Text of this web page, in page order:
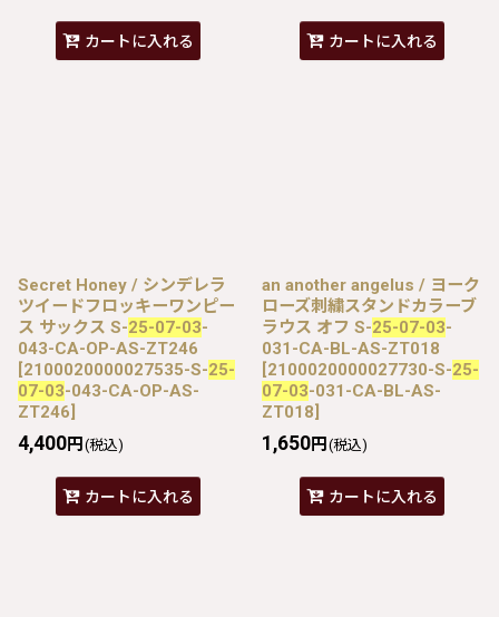
カートに入れる カートに入れる
Secret Honey / シンデレラ
ツイードフロッキーワンピー
ス サックス S-25-07-03-
043-CA-OP-AS-ZT246
[2100020000027535-S-25-
07-03-043-CA-OP-AS-
ZT246]
4,400円 (税込)
カートに入れる
an another angelus / ヨーク
ローズ刺繍スタンドカラーブ
ラウス オフ S-25-07-03-
031-CA-BL-AS-ZT018
[2100020000027730-S-25-
07-03-031-CA-BL-AS-
ZT018]
1,650円 (税込)
カートに入れる